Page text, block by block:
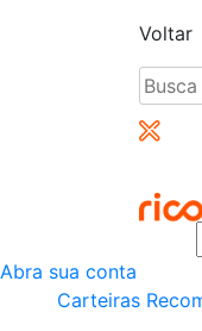
Voltar
por:
Abra sua conta
Carteiras